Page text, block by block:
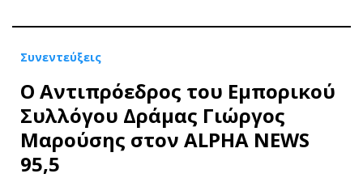
Συνεντεύξεις
Ο Αντιπρόεδρος του Εμπορικού
Συλλόγου Δράμας Γιώργος
Μαρούσης στον ALPHA NEWS
95,5